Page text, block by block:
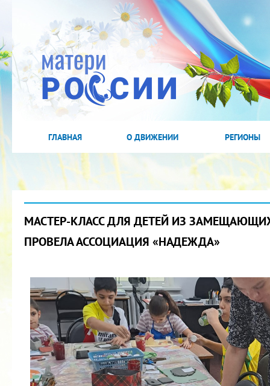
ГЛАВНАЯ О ДВИЖЕНИИ РЕГИОНЫ
МАСТЕР-КЛАСС ДЛЯ ДЕТЕЙ ИЗ
ПРОВЕЛА АССОЦИАЦИЯ «НАДЕЖДА»
2022 ГОД ПРОВОЗГЛАШЕН ГОДОМ
МАТЕРИ В ЯКУТИИ